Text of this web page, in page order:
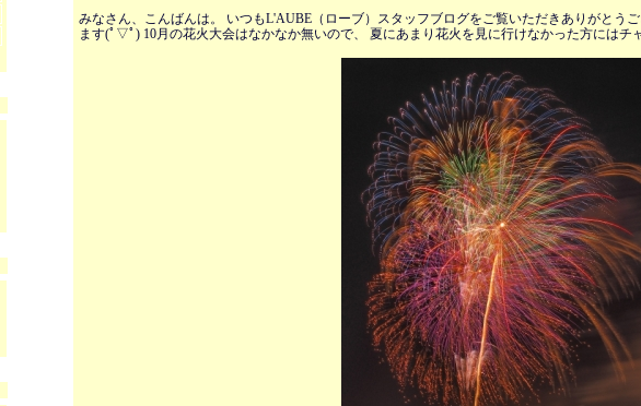
みなさん、こんばんは。 いつもL'AUBE（ローブ）スタッフブログをご覧いただきありがとう
ます(ﾟ▽ﾟ) 10月の花火大会はなかなか無いので、 夏にあまり花火を見に行けなかった方にはチ